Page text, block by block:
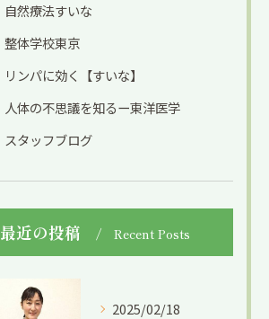
自然療法すいな
整体学校東京
リンパに効く【すいな】
人体の不思議を知るー東洋医学
スタッフブログ
最近の投稿 Recent Posts
2025/02/18